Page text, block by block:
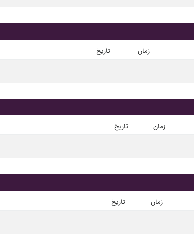
تاریخ زمان
تاریخ زمان
تاریخ زمان